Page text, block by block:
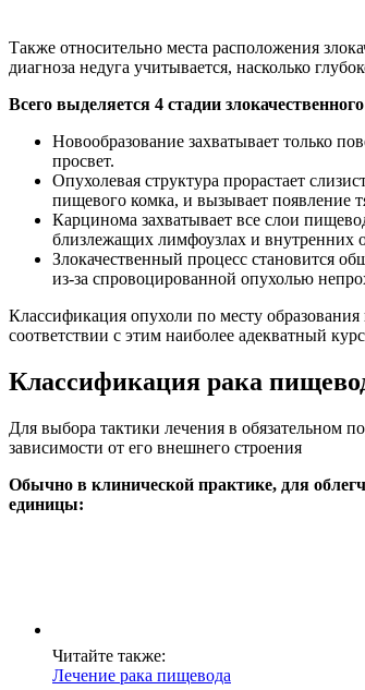
Также относительно места расположения
диагноза недуга учитывается, насколько
Всего выделяется 4 стадии
Новообразование захватывает только
просвет.
Опухолевая структура прорастает
пищевого комка, и вызывает появление
Карцинома захватывает все слои
близлежащих лимфоузлах и внутренних
Злокачественный процесс становится
из-за спровоцированной опухолью
Классификация опухоли по месту
соответствии с этим наиболее адекватный
Классификация рака
Для выбора тактики лечения в обязательном
зависимости от его внешнего строения
Обычно в клинической практике, для
единицы:
Читайте также:
Лечение рака пищевода